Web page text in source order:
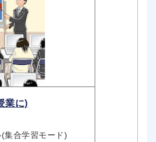
業に)
集合学習モード)